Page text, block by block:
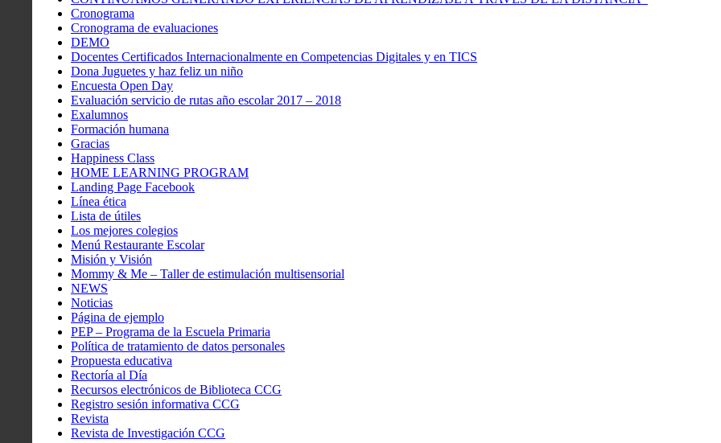
Cronograma
Cronograma de evaluaciones
DEMO
Docentes Certificados Internacionalmente en Competencias Digitales y en TICS
Dona Juguetes y haz feliz un niño
Encuesta Open Day
Evaluación servicio de rutas año escolar 2017 – 2018
Exalumnos
Formación humana
Gracias
Happiness Class
HOME LEARNING PROGRAM
Landing Page Facebook
Línea ética
Lista de útiles
Los mejores colegios
Menú Restaurante Escolar
Misión y Visión
Mommy & Me – Taller de estimulación multisensorial
NEWS
Noticias
Página de ejemplo
PEP – Programa de la Escuela Primaria
Política de tratamiento de datos personales
Propuesta educativa
Rectoría al Día
Recursos electrónicos de Biblioteca CCG
Registro sesión informativa CCG
Revista
Revista de Investigación CCG